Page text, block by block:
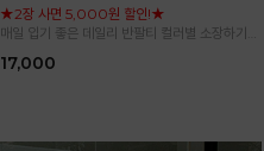
★2장 사면 5,000원 할인!★
매일 입기 좋은 데일리 반팔티 컬러별 소장하기
17,000